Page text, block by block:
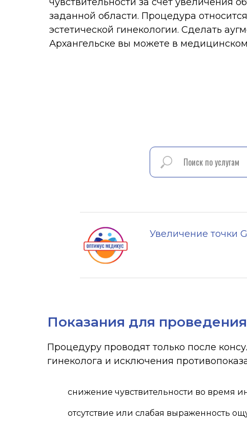
Архангельске вы можете в медицинском
Увеличение точки G
Показания для
Процедуру проводят только после
гинеколога и исключения
снижение чувствительности во время
отсутствие или слабая выраженность